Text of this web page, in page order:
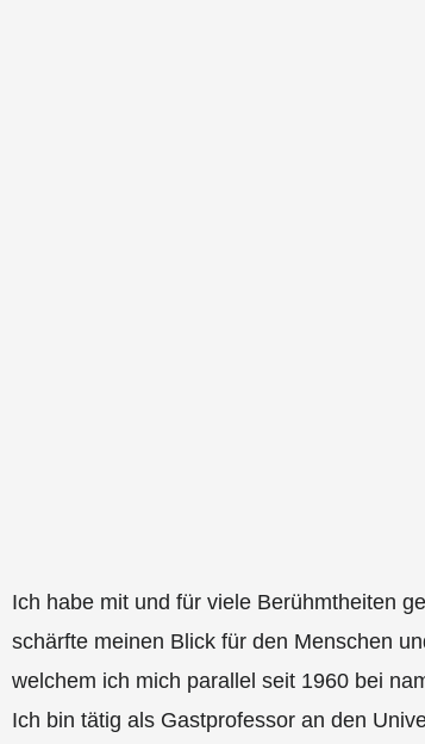
Ich habe mit und für viele Berühmtheiten
schärfte meinen Blick für den Menschen
welchem ich mich parallel seit 1960 bei
Ich bin tätig als Gastprofessor an den